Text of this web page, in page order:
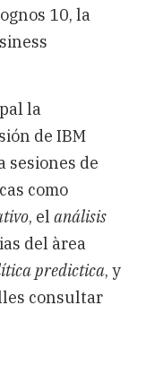
10, la
la
de IBM
sesiones de
como
, el análisis
del àrea
predictica, y
consultar